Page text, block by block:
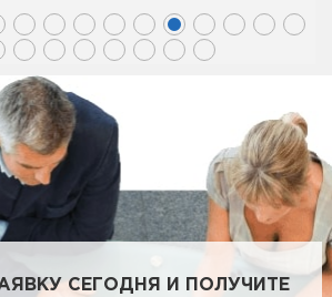
СЕГОДНЯ И ПОЛУЧИТЕ